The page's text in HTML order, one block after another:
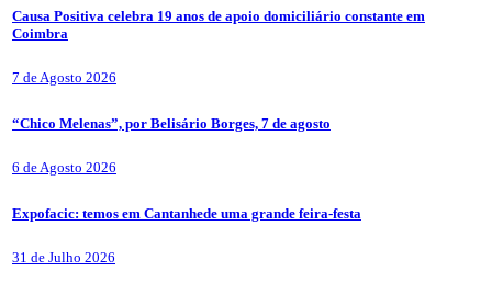
Causa Positiva celebra 19 anos de apoio domiciliário constante em
Coimbra
7 de Agosto 2026
“Chico Melenas”, por Belisário Borges, 7 de agosto
6 de Agosto 2026
Expofacic: temos em Cantanhede uma grande feira-festa
31 de Julho 2026